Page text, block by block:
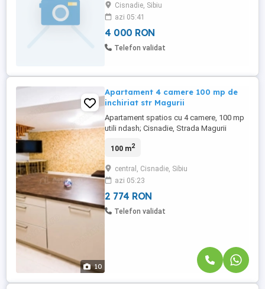
se află într-o stare foarte bună. Preț: 4.000
de lei. Livrare posibilă sau preluare
directă. Pentru detalii, contactați-mă
Cisnadie, Sibiu
azi 05:41
4 000 RON
Telefon validat
10
Apartament 4 camere 100 mp de
inchiriat str Magurii
Apartament spatios cu 4 camere, 100 mp
utili ndash; Cisnadie, Strada Magurii
apartament se remarca prin spatiu, lumina
familie care isi doreste confort si liniste.
Locuinta este situata la mansarda unui
imobil si are o suprafata ...
100 m2
central, Cisnadie, Sibiu
azi 05:23
2 774 RON
Telefon validat